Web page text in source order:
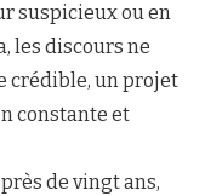
suspicieux ou en
les discours ne
crédible, un projet
constante et
de vingt ans,